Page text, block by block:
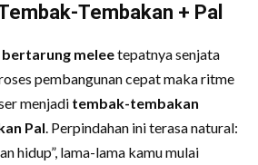
Tembakan + Pal
bertarung meleetepatnya senjata
pembangunan cepat maka ritme
menjadi tembak-tembakan
Pal. Perpindahan ini terasa natural:
hidup”, lama-lama kamu mulai